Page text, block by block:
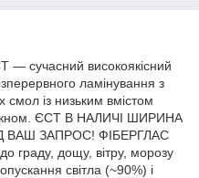
сучасний високоякісний
ламінування з
смол із низьким вмістом
ЄСТ В НАЛИЧІ ШИРИНА
ВАШ ЗАПРОС! ФІБЕРГЛАС
до граду, дощу, вітру, морозу
світла (~90%) і